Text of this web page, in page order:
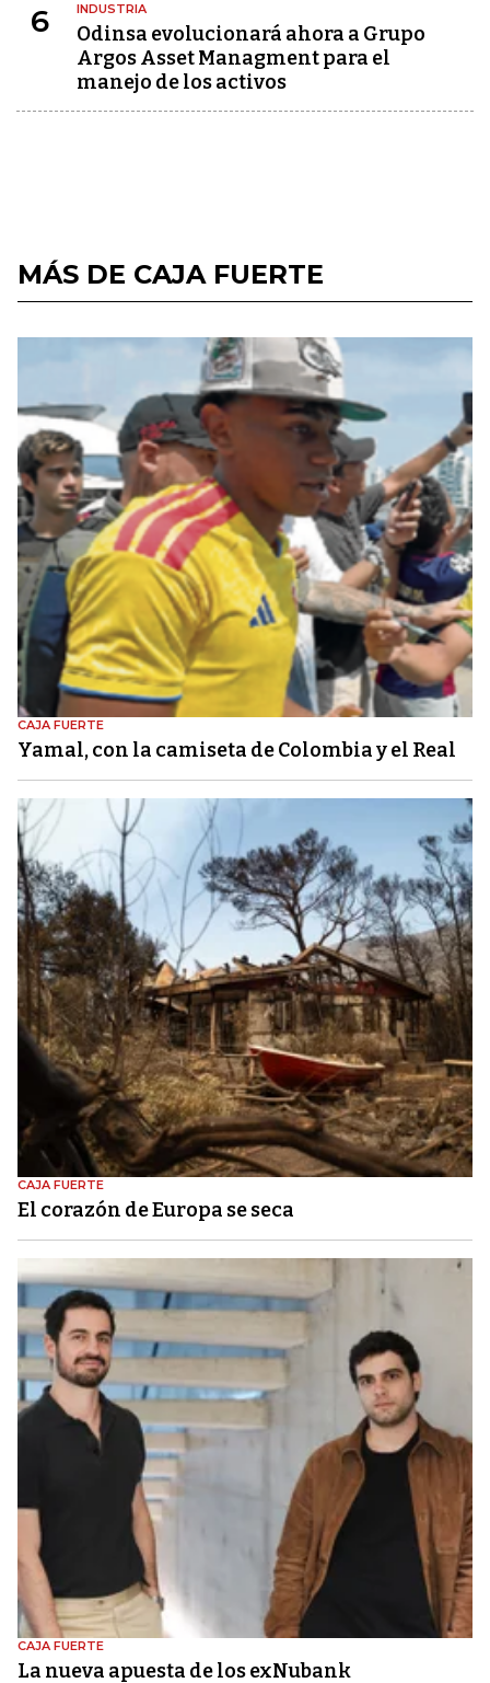
6 INDUSTRIA
Odinsa evolucionará ahora a Grupo
Argos Asset Managment para el
manejo de los activos
MÁS DE CAJA FUERTE
CAJA FUERTE
Yamal, con la camiseta de Colombia y el Real
CAJA FUERTE
El corazón de Europa se seca
CAJA FUERTE
La nueva apuesta de los exNubank